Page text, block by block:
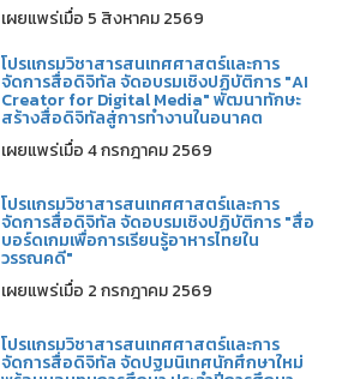
เผยแพร่เมื่อ 5 สิงหาคม 2569
โปรแกรมวิชาสารสนเทศศาสตร์และการ
จัดการสื่อดิจิทัล จัดอบรมเชิงปฏิบัติการ "AI
Creator for Digital Media" พัฒนาทักษะ
สร้างสื่อดิจิทัลสู่การทำงานในอนาคต
เผยแพร่เมื่อ 4 กรกฎาคม 2569
โปรแกรมวิชาสารสนเทศศาสตร์และการ
จัดการสื่อดิจิทัล จัดอบรมเชิงปฏิบัติการ "สื่อ
บอร์ดเกมเพื่อการเรียนรู้อาหารไทยใน
วรรณคดี"
เผยแพร่เมื่อ 2 กรกฎาคม 2569
โปรแกรมวิชาสารสนเทศศาสตร์และการ
จัดการสื่อดิจิทัล จัดปฐมนิเทศนักศึกษาใหม่